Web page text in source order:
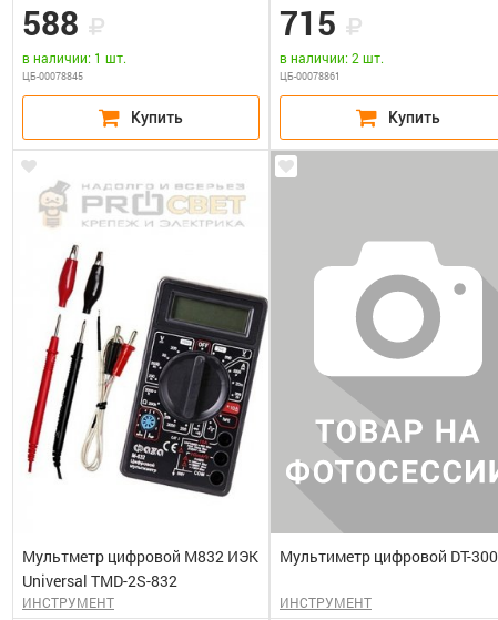
588
в наличии: 1 шт.
ЦБ-00078845
715
в наличии: 2 шт.
ЦБ-00078861
Мультметр цифровой M832 ИЭК
Universal TMD-2S-832
ИНСТРУМЕНТ
Мультиметр цифровой DT-300
ИНСТРУМЕНТ